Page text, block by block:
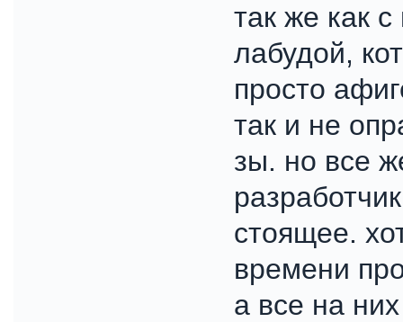
так же как
лабудой,
просто
так и не
зы. но все
стоящее.
времени
а все на